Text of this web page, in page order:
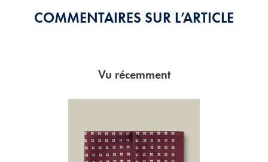
COMMENTAIRES SUR L’ARTICLE
Vu récemment